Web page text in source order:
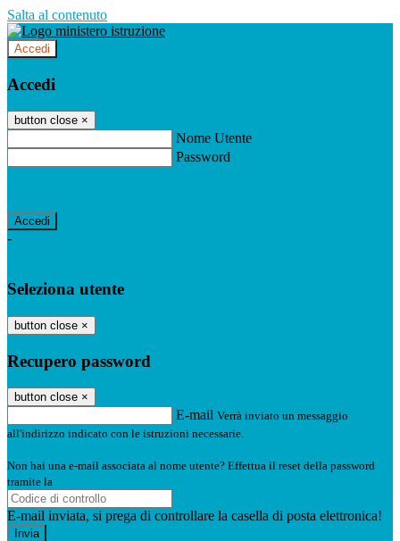
Salta al contenuto
Accedi
Accedi
button close ×
Nome Utente
Password
-
Seleziona utente
button close ×
Recupero password
button close ×
E-mail Verrà inviato un messaggio
all'indirizzo indicato con le istruzioni necessarie.
Non hai una e-mail associata al nome utente? Effettua il reset della password
tramite la
E-mail inviata, si prega di controllare la casella di posta elettronica!